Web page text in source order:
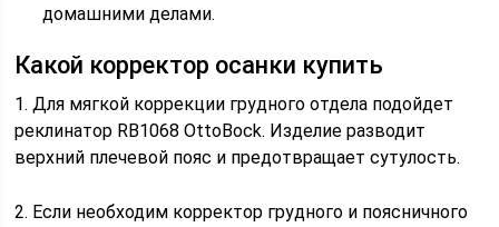
домашними делами.
Какой корректор осанки купить
1. Для мягкой коррекции грудного отдела подойдет
реклинатор RB1068 OttoBock. Изделие разводит
верхний плечевой пояс и предотвращает сутулость.
2. Если необходим корректор грудного и поясничного